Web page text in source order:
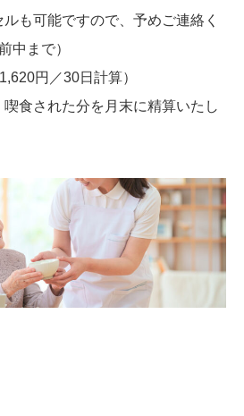
も可能ですので、予めご連絡く
中まで）
円／30日計算）
食された分を月末に精算いたし